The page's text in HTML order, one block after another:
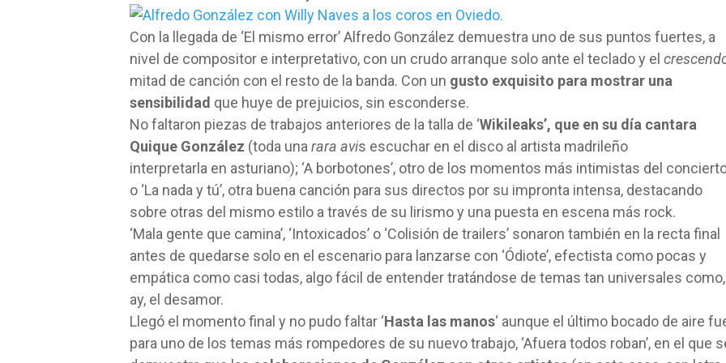
Con la llegada de ‘El mismo error’ Alfredo González demuestra uno de sus puntos fuertes, a
nivel de compositor e interpretativo, con un crudo arranque solo ante el teclado y el
mitad de canción con el resto de la banda. Con un gusto exquisito para mostrar una
sensibilidad que huye de prejuicios, sin esconderse.
No faltaron piezas de trabajos anteriores de la talla de ‘Wikileaks’, que en su día cantara
Quique González (toda una rara avis escuchar en el disco al artista madrileño
interpretarla en asturiano); ‘A borbotones’, otro de los momentos más intimistas del
o ‘La nada y tú’, otra buena canción para sus directos por su impronta intensa, destacando
sobre otras del mismo estilo a través de su lirismo y una puesta en escena más rock.
‘Mala gente que camina’, ‘Intoxicados’ o ‘Colisión de trailers’ sonaron también en la recta final
antes de quedarse solo en el escenario para lanzarse con ‘Ódiote’, efectista como pocas y
empática como casi todas, algo fácil de entender tratándose de temas tan universales como,
ay, el desamor.
Llegó el momento final y no pudo faltar ‘Hasta las manos‘ aunque el último bocado de aire
para uno de los temas más rompedores de su nuevo trabajo, ‘Afuera todos roban’, en el que